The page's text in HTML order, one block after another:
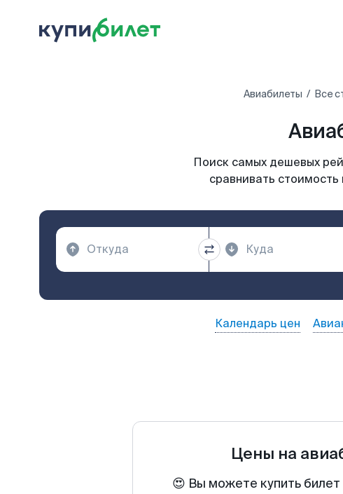
Авиабилеты Все
Поиск самых дешевых
сравнивать
Календарь цен
Цены на
😍 Вы можете купить